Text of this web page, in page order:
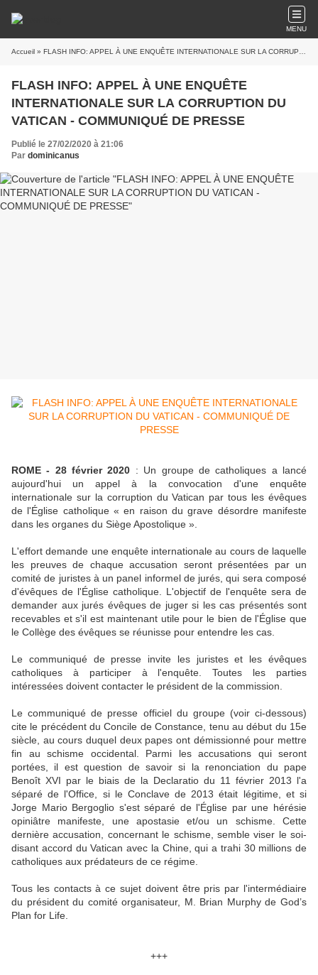
MENU
Accueil » FLASH INFO: APPEL À UNE ENQUÊTE INTERNATIONALE SUR LA CORRUPTION DU VATICAN - COMMUNIQUÉ DE PRESSE
FLASH INFO: APPEL À UNE ENQUÊTE
INTERNATIONALE SUR LA CORRUPTION DU
VATICAN - COMMUNIQUÉ DE PRESSE
Publié le 27/02/2020 à 21:06
Par dominicanus
ROME - 28 février 2020 : Un groupe de catholiques a lancé
aujourd'hui un appel à la convocation d'une enquête
internationale sur la corruption du Vatican par tous les évêques
de l'Église catholique « en raison du grave désordre manifeste
dans les organes du Siège Apostolique ».
L'effort demande une enquête internationale au cours de laquelle
les preuves de chaque accusation seront présentées par un
comité de juristes à un panel informel de jurés, qui sera composé
d'évêques de l'Église catholique. L'objectif de l'enquête sera de
demander aux jurés évêques de juger si les cas présentés sont
recevables et s'il est maintenant utile pour le bien de l'Église que
le Collège des évêques se réunisse pour entendre les cas.
Le communiqué de presse invite les juristes et les évêques
catholiques à participer à l'enquête. Toutes les parties
intéressées doivent contacter le président de la commission.
Le communiqué de presse officiel du groupe (voir ci-dessous)
cite le précédent du Concile de Constance, tenu au début du 15e
siècle, au cours duquel deux papes ont démissionné pour mettre
fin au schisme occidental. Parmi les accusations qui seront
portées, il est question de savoir si la renonciation du pape
Benoît XVI par le biais de la Declaratio du 11 février 2013 l'a
séparé de l'Office, si le Conclave de 2013 était légitime, et si
Jorge Mario Bergoglio s'est séparé de l'Église par une hérésie
opiniâtre manifeste, une apostasie et/ou un schisme. Cette
dernière accusation, concernant le schisme, semble viser le soi-
disant accord du Vatican avec la Chine, qui a trahi 30 millions de
catholiques aux prédateurs de ce régime.
Tous les contacts à ce sujet doivent être pris par l'intermédiaire
du président du comité organisateur, M. Brian Murphy de God’s
Plan for Life.
+++